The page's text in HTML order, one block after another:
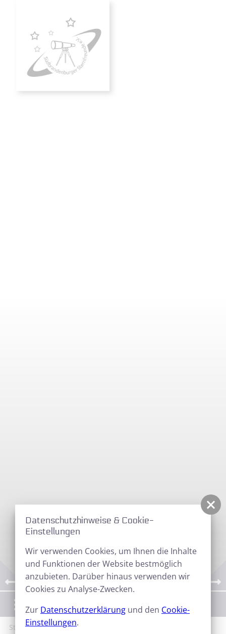
Menü
Start Galerie Sternfreundetreffen
Datenschutzhinweise & Cookie-
Einstellungen
Wir verwenden Cookies, um Ihnen die Inhalte
und Funktionen der Website bestmöglich
anzubieten. Darüber hinaus verwenden wir
Cookies zu Analyse-Zwecken.
Zur Datenschutzerklärung und den Cookie-
Einstellungen.